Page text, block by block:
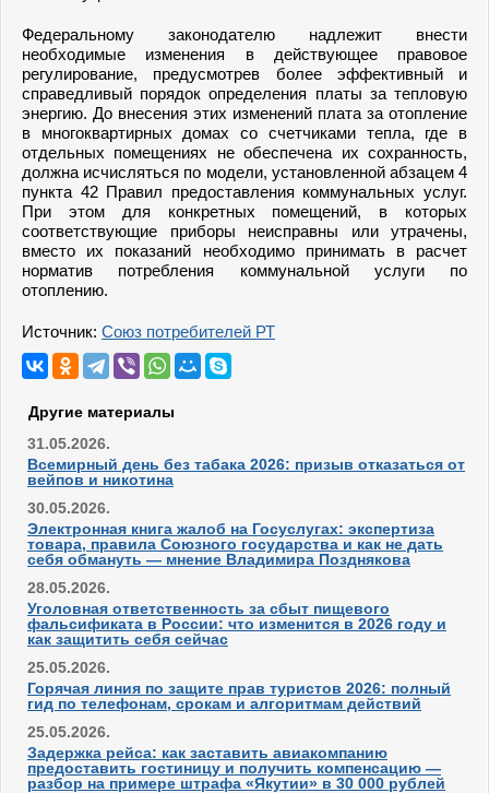
Федеральному законодателю надлежит внести
необходимые изменения в действующее правовое
регулирование, предусмотрев более эффективный и
справедливый порядок определения платы за тепловую
энергию. До внесения этих изменений плата за отопление
в многоквартирных домах со счетчиками тепла, где в
отдельных помещениях не обеспечена их сохранность,
должна исчисляться по модели, установленной абзацем 4
пункта 42 Правил предоставления коммунальных услуг.
При этом для конкретных помещений, в которых
соответствующие приборы неисправны или утрачены,
вместо их показаний необходимо принимать в расчет
норматив потребления коммунальной услуги по
отоплению.
Источник: Союз потребителей РТ
Другие материалы
31.05.2026.
Всемирный день без табака 2026: призыв отказаться от
вейпов и никотина
30.05.2026.
Электронная книга жалоб на Госуслугах: экспертиза
товара, правила Союзного государства и как не дать
себя обмануть — мнение Владимира Позднякова
28.05.2026.
Уголовная ответственность за сбыт пищевого
фальсификата в России: что изменится в 2026 году и
как защитить себя сейчас
25.05.2026.
Горячая линия по защите прав туристов 2026: полный
гид по телефонам, срокам и алгоритмам действий
25.05.2026.
Задержка рейса: как заставить авиакомпанию
предоставить гостиницу и получить компенсацию —
разбор на примере штрафа «Якутии» в 30 000 рублей